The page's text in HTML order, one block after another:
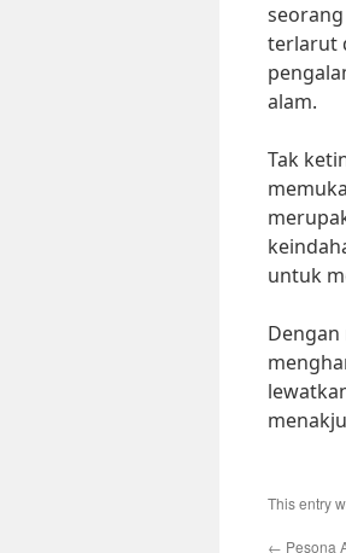
terlarut
alam.
Tak
untuk
This entry
← Pesona